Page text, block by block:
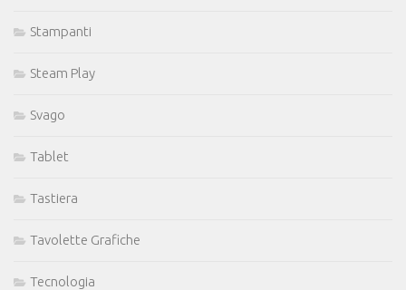
Stampanti
Steam Play
Svago
Tablet
Tastiera
Tavolette Grafiche
Tecnologia